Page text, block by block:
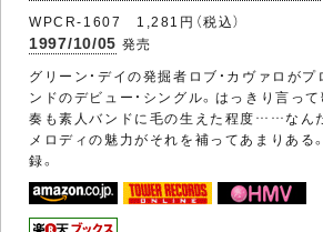
WPCR-1607 1,281円（税込）
1997/10/05 発売
グリーン・デイの発掘者ロブ・カヴァロが
ンドのデビュー・シングル。はっきり言っ
奏も素人バンドに毛の生えた程度……なん
メロディの魅力がそれを補ってあまりある
録。